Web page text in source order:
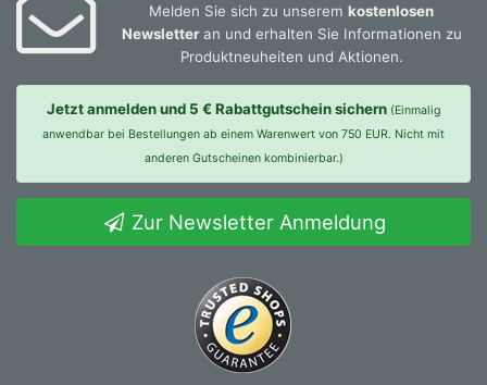
Melden Sie sich zu unserem kostenlosen
Newsletteran und erhalten Sie Informationen zu
Produktneuheiten und Aktionen.
Jetzt anmelden und 5 € Rabattgutschein sichern (Einmalig
anwendbar bei Bestellungen ab einem Warenwert von 750 EUR. Nicht mit
anderen Gutscheinen kombinierbar.)
Zur Newsletter Anmeldung